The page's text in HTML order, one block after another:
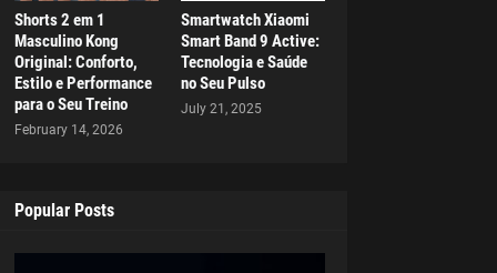
Shorts 2 em 1
Masculino Kong
Original: Conforto,
Estilo e Performance
para o Seu Treino
February 14, 2026
Smartwatch Xiaomi
Smart Band 9 Active:
Tecnologia e Saúde
no Seu Pulso
July 21, 2025
Popular Posts